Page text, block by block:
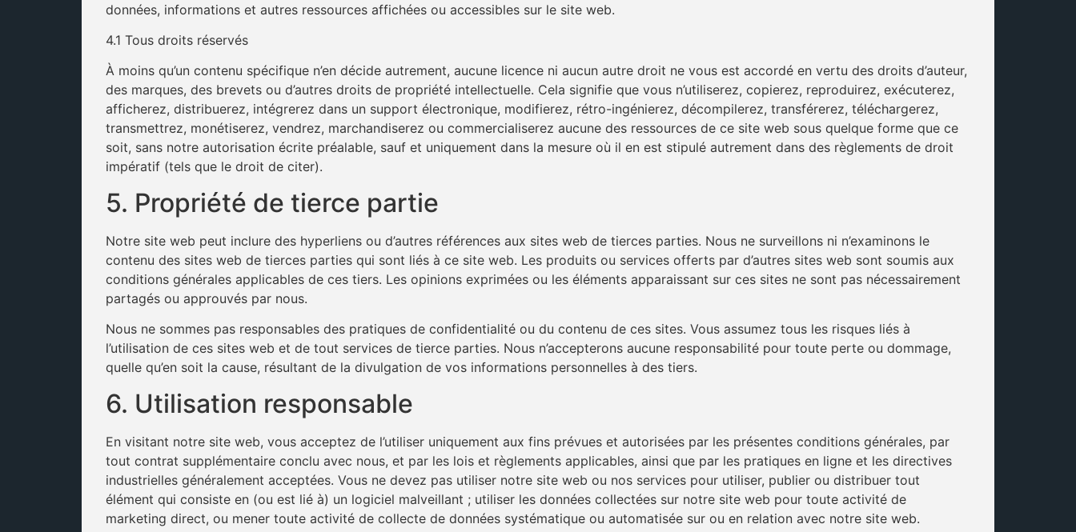
données, informations et autres ressources affichées ou accessibles sur le site web.
4.1 Tous droits réservés
À moins qu’un contenu spécifique n’en décide autrement, aucune licence ni aucun autre droit ne vous est accordé en vertu des droits d’auteur,
des marques, des brevets ou d’autres droits de propriété intellectuelle. Cela signifie que vous n’utiliserez, copierez, reproduirez, exécuterez,
afficherez, distribuerez, intégrerez dans un support électronique, modifierez, rétro-ingénierez, décompilerez, transférerez, téléchargerez,
transmettrez, monétiserez, vendrez, marchandiserez ou commercialiserez aucune des ressources de ce site web sous quelque forme que ce
soit, sans notre autorisation écrite préalable, sauf et uniquement dans la mesure où il en est stipulé autrement dans des règlements de droit
impératif (tels que le droit de citer).
5. Propriété de tierce partie
Notre site web peut inclure des hyperliens ou d’autres références aux sites web de tierces parties. Nous ne surveillons ni n’examinons le
contenu des sites web de tierces parties qui sont liés à ce site web. Les produits ou services offerts par d’autres sites web sont soumis aux
conditions générales applicables de ces tiers. Les opinions exprimées ou les éléments apparaissant sur ces sites ne sont pas nécessairement
partagés ou approuvés par nous.
Nous ne sommes pas responsables des pratiques de confidentialité ou du contenu de ces sites. Vous assumez tous les risques liés à
l’utilisation de ces sites web et de tout services de tierce parties. Nous n’accepterons aucune responsabilité pour toute perte ou dommage,
quelle qu’en soit la cause, résultant de la divulgation de vos informations personnelles à des tiers.
6. Utilisation responsable
En visitant notre site web, vous acceptez de l’utiliser uniquement aux fins prévues et autorisées par les présentes conditions générales, par
tout contrat supplémentaire conclu avec nous, et par les lois et règlements applicables, ainsi que par les pratiques en ligne et les directives
industrielles généralement acceptées. Vous ne devez pas utiliser notre site web ou nos services pour utiliser, publier ou distribuer tout
élément qui consiste en (ou est lié à) un logiciel malveillant ; utiliser les données collectées sur notre site web pour toute activité de
marketing direct, ou mener toute activité de collecte de données systématique ou automatisée sur ou en relation avec notre site web.